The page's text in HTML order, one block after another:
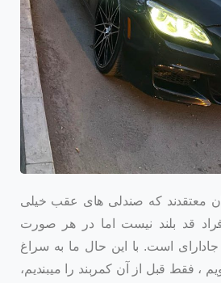
معتقدند که صندلی های عقب خیلی
قد بلند نیست اما در هر صورت
است. با این حال ما به سراغ
، فقط قبل از آن کمربند را میبندیم،